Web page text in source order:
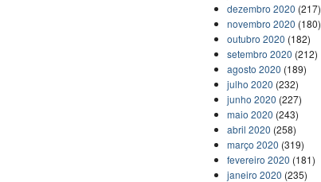
dezembro 2020 (217)
novembro 2020 (180)
outubro 2020 (182)
setembro 2020 (212)
agosto 2020 (189)
julho 2020 (232)
junho 2020 (227)
maio 2020 (243)
abril 2020 (258)
março 2020 (319)
fevereiro 2020 (181)
janeiro 2020 (235)